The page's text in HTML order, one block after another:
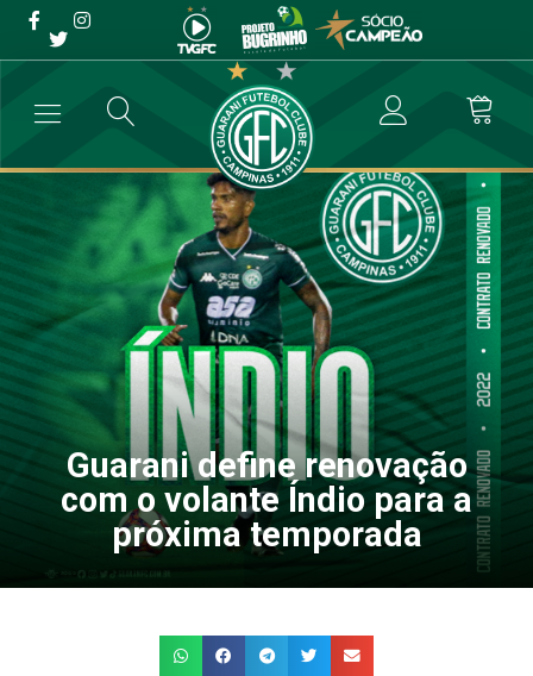
Guarani define renovação
com o volante Índio para a
próxima temporada
Futebol Profissional → Guarani define renovação com o volante
Guarani define renovação
com o volante Índio para a
próxima temporada